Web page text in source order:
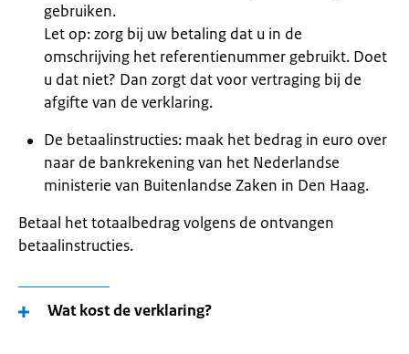
gebruiken.
Let op: zorg bij uw betaling dat u in de
omschrijving het referentienummer gebruikt. Doet
u dat niet? Dan zorgt dat voor vertraging bij de
afgifte van de verklaring.
De betaalinstructies: maak het bedrag in euro over
naar de bankrekening van het Nederlandse
ministerie van Buitenlandse Zaken in Den Haag.
Betaal het totaalbedrag volgens de ontvangen
betaalinstructies.
Wat kost de verklaring?